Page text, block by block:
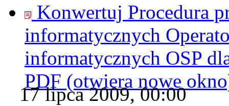
Konwertuj Procedura
informatycznych
informatycznych OSP
PDF (otwiera nowe
17 lipca 2009, 00:00